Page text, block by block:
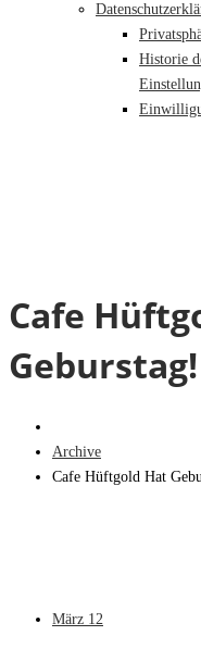
Historie
Cafe
Geburstag!
Archive
Cafe Hüftgold Hat
März 12